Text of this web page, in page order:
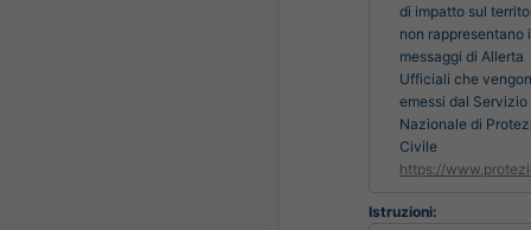
di impatto sul
non rappresentano i
messaggi di Allerta
Ufficiali che
emessi dal Servizio
Nazionale di
Civile
https://
Istruzioni: